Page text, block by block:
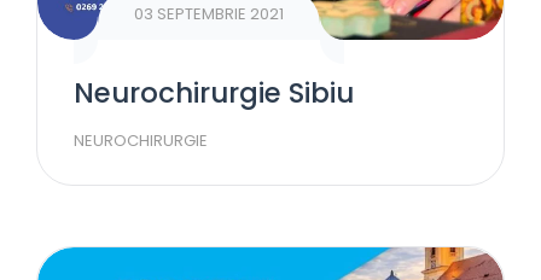
03 SEPTEMBRIE 2021
Neurochirurgie Sibiu
NEUROCHIRURGIE